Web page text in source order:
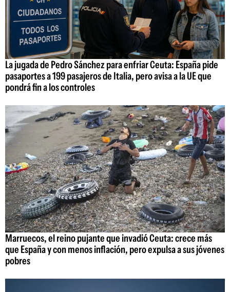
La jugada de Pedro Sánchez para enfriar Ceuta: España pide
pasaportes a 199 pasajeros de Italia, pero avisa a la UE que
pondrá fin a los controles
Marruecos, el reino pujante que invadió Ceuta: crece más
que España y con menos inflación, pero expulsa a sus jóvenes
pobres